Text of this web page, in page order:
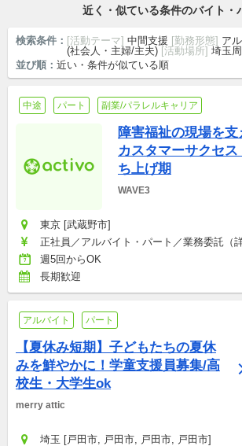
近く・似ている条件のバイト・
検索条件： [活動テーマ] 中間支援 [勤務形態] ア
(社会人・主婦/主夫) [活動場所] 埼玉
並び順： 近い・条件が似ている順
中途 パート 副業/パラレルキャリア
障害福祉の現場を支
カスタマーサクセ
ち上げ期
WAVE3
東京 [武蔵野市]
正社員／アルバイト・パート／業務委託（
200,000〜500,000円
週5回からOK
長期歓迎
アルバイト パート
【夏休み短期】子どもたちの夏休
みを鮮やかに！学童支援員募集/高
校生・大学生ok
merry attic
埼玉 [戸田市, 戸田市, 戸田市, 戸田市]